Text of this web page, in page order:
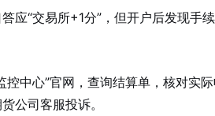
应“交易所+1分”，但开户后发现手
中心”官网，查询结算单，核对实
公司客服投诉。